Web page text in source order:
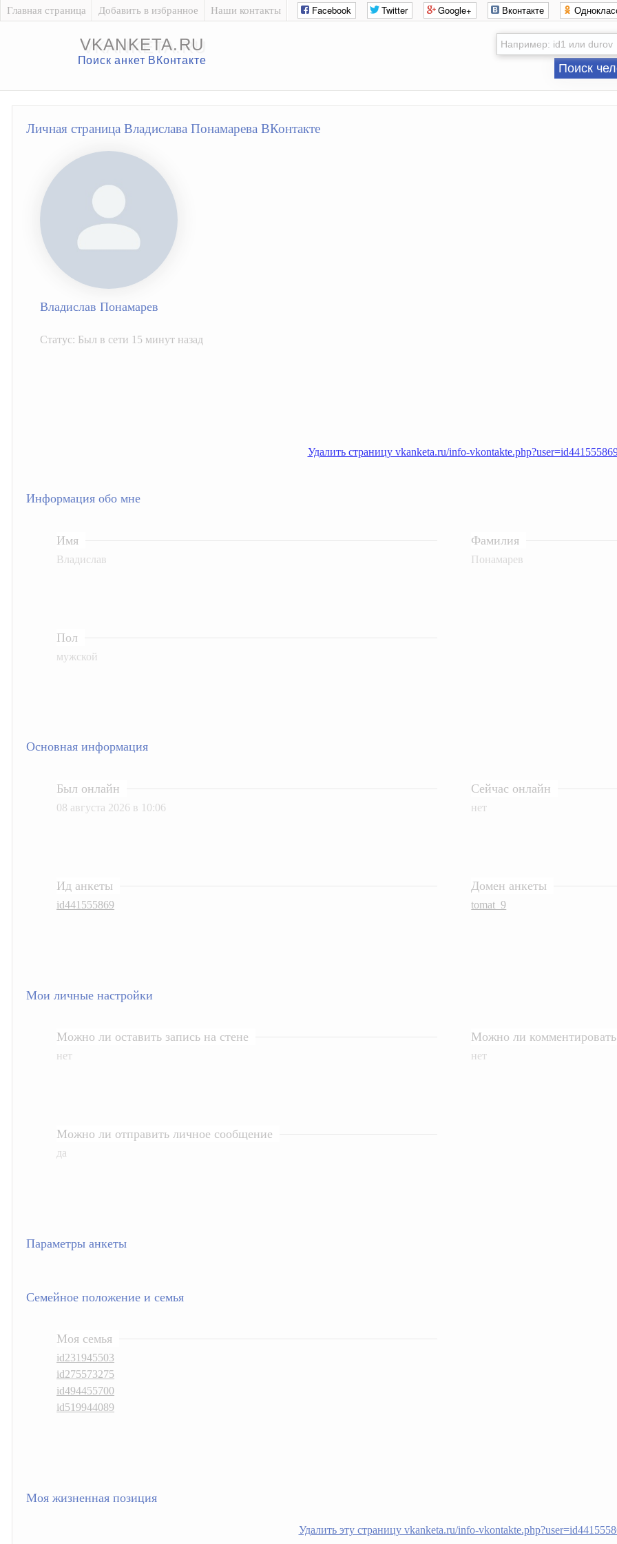
Главная страница Добавить в избранное Наши контакты Facebook Twitter Google+ Вконтакте
VKANKETA.RU
Поиск анкет ВКонтакте
Поиск
Личная страница Владислава Понамарева ВКонтакте
Владислав Понамарев
Статус: Был в сети 15 минут назад
Удалить страницу vkanketa.ru/info-
Информация обо мне
Имя
Владислав
Фамилия
Понамарев
Пол
мужской
Основная информация
Был онлайн
08 августа 2026 в 10:06
Сейчас онлайн
нет
Ид анкеты
id441555869
Домен анкеты
tomat_9
Мои личные настройки
Можно ли оставить запись на стене
нет
Можно ли комментировать
нет
Можно ли отправить личное сообщение
да
Параметры анкеты
Семейное положение и семья
Моя семья
id231945503
id275573275
id494455700
id519944089
Моя жизненная позиция
Удалить эту страницу vkanketa.ru/info-